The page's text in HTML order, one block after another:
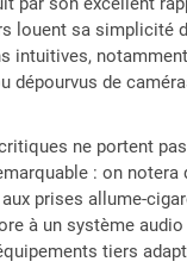
choix). Et il y a
de sortie audio
supplémentaires
disponibles : ①
câble audio
port AUX de
② Transmission
L'écran Carplay
d'un haut-
Pratique et
louent sa simplicité
intuitives,
dépourvus de
ne portent
: on notera
prises allume-
à un système
tiers